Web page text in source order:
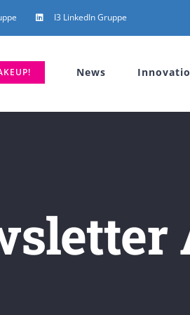
I3 LinkedIn Gruppe
News